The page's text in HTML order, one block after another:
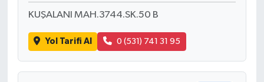
KUŞALANI MAH.3744.SK.50 B
Yol Tarifi Al 0 (531) 741 31 95